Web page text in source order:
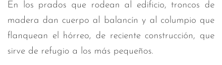
En los prados que rodean al edificio, troncos de
madera dan cuerpo al balancín y al columpio que
flanquean el hórreo, de reciente construcción, que
sirve de refugio a los más pequeños.